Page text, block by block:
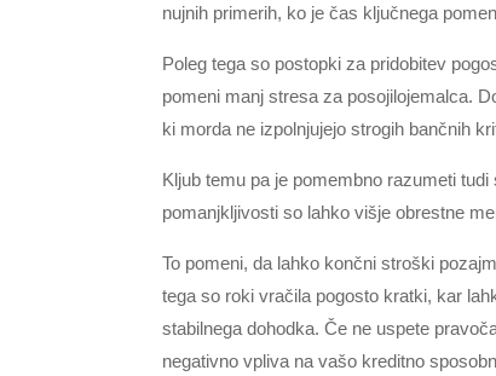
nujnih primerih, ko je čas ključnega
Poleg tega so postopki za pridobitev
pomeni manj stresa za posojilojemalca.
ki morda ne izpolnjujejo strogih bančnih
Kljub temu pa je pomembno razumeti
pomanjkljivosti so lahko višje obrestne
To pomeni, da lahko končni stroški
tega so roki vračila pogosto kratki, kar
stabilnega dohodka. Če ne uspete
negativno vpliva na vašo kreditno